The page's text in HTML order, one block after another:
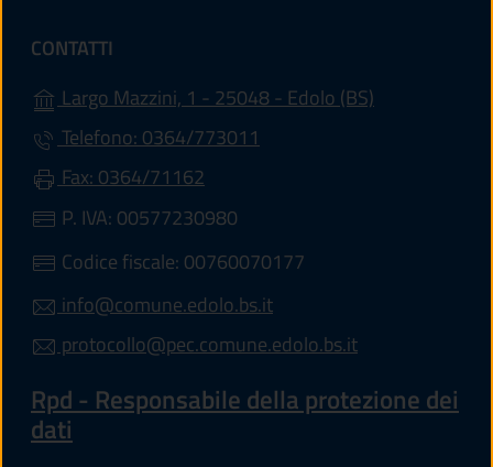
CONTATTI
Largo Mazzini, 1 - 25048 - Edolo (BS)
Telefono: 0364/773011
Fax: 0364/71162
P. IVA: 00577230980
Codice fiscale: 00760070177
info@comune.edolo.bs.it
protocollo@pec.comune.edolo.bs.it
Rpd - Responsabile della protezione dei
dati